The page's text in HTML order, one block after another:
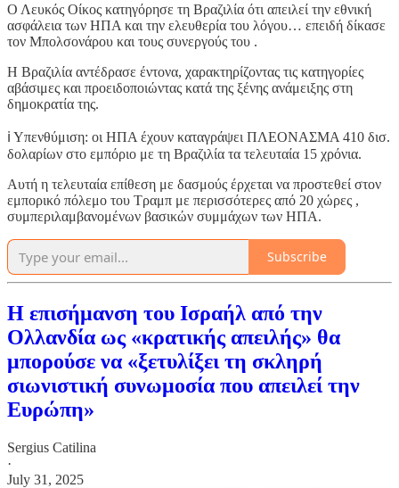
Ο Λευκός Οίκος κατηγόρησε τη Βραζιλία ότι απειλεί την εθνική
ασφάλεια των ΗΠΑ και την ελευθερία του λόγου… επειδή δίκασε
τον Μπολσονάρου και τους συνεργούς του .
Η Βραζιλία αντέδρασε έντονα, χαρακτηρίζοντας τις κατηγορίες
αβάσιμες και προειδοποιώντας κατά της ξένης ανάμειξης στη
δημοκρατία της.
ℹ️ Υπενθύμιση: οι ΗΠΑ έχουν καταγράψει ΠΛΕΟΝΑΣΜΑ 410 δισ.
δολαρίων στο εμπόριο με τη Βραζιλία τα τελευταία 15 χρόνια.
Αυτή η τελευταία επίθεση με δασμούς έρχεται να προστεθεί στον
εμπορικό πόλεμο του Τραμπ με περισσότερες από 20 χώρες ,
συμπεριλαμβανομένων βασικών συμμάχων των ΗΠΑ.
Subscribe
Η επισήμανση του Ισραήλ από την
Ολλανδία ως «κρατικής απειλής» θα
μπορούσε να «ξετυλίξει τη σκληρή
σιωνιστική συνωμοσία που απειλεί την
Ευρώπη»
Sergius Catilina
·
July 31, 2025